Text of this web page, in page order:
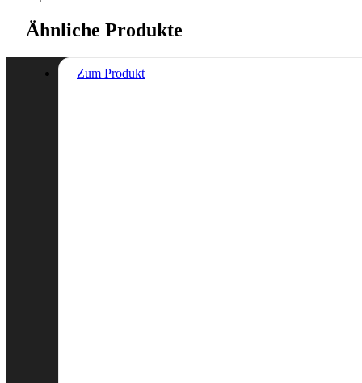
Ähnliche Produkte
Zum Produkt